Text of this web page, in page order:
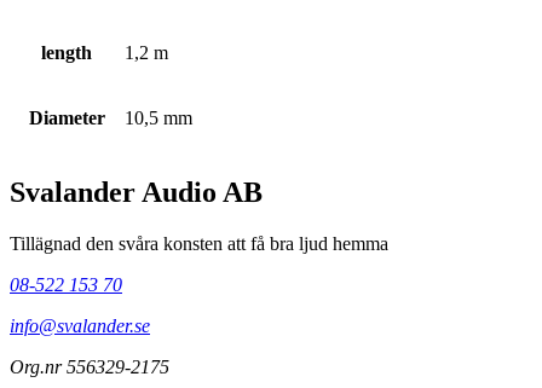
length 1,2 m
Diameter 10,5 mm
Svalander Audio AB
Tillägnad den svåra konsten att få bra ljud hemma
08-522 153 70
info@svalander.se
Org.nr 556329-2175